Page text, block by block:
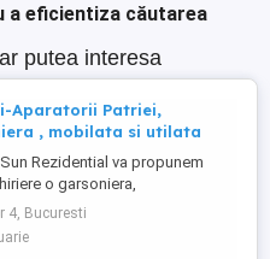
a eficientiza căutarea
putea interesa
Aparatorii Patriei,
, mobilata si utilata
Rezidential va propunem
o garsoniera,
confort 1, situat in cartierul
Aparatorii Patriei, pe strada
la 10-15 minute de statia de
4, Bucuresti